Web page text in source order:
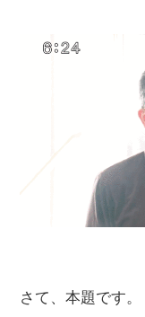
さて、本題です。